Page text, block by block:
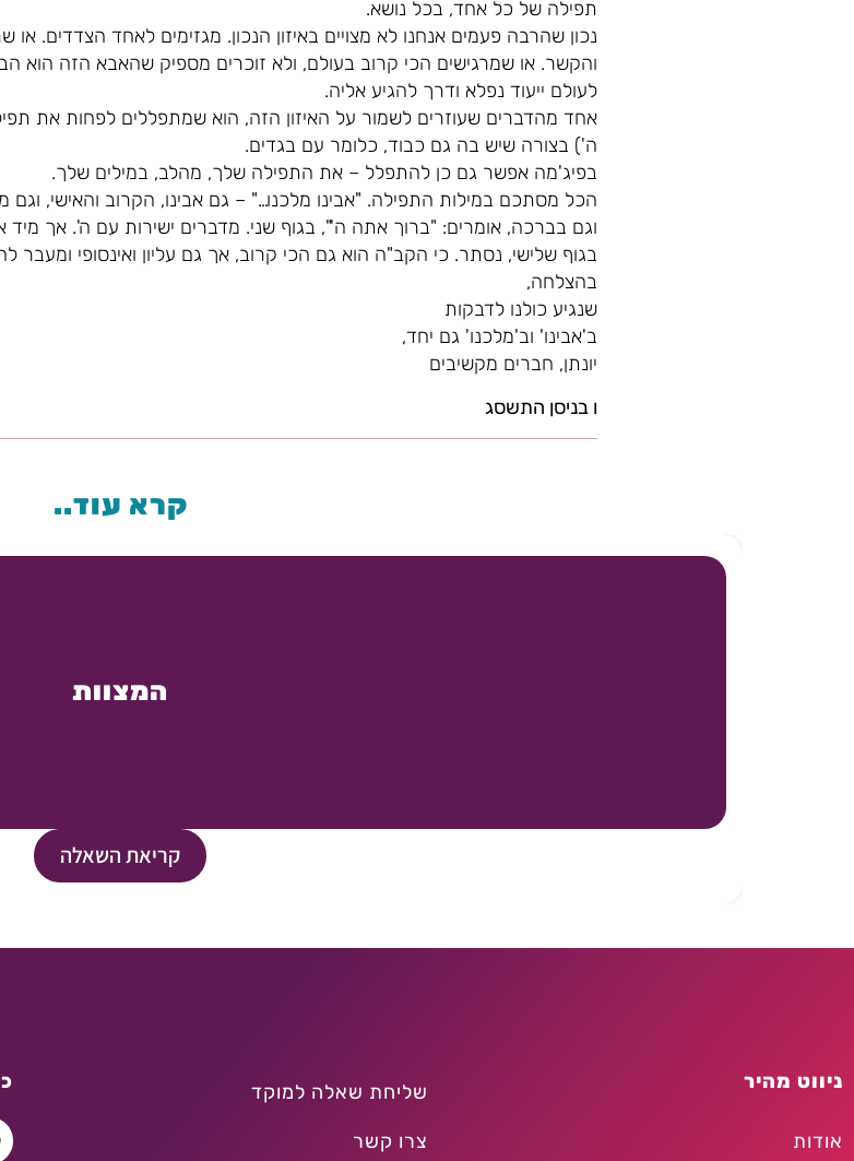
תפילה של כל אחד, בכל נושא.
נכון שהרבה פעמים אנחנו לא מצויים באיזון הנכון. מגזימים לאחד הצדדים.
והקשר. או שמרגישים הכי קרוב בעולם, ולא זוכרים מספיק שהאבא הזה הוא
לעולם ייעוד נפלא ודרך להגיע אליה.
אחד מהדברים שעוזרים לשמור על האיזון הזה, הוא שמתפללים לפחות את
ה') בצורה שיש בה גם כבוד, כלומר עם בגדים.
בפיג'מה אפשר גם כן להתפלל – את התפילה שלך, מהלב, במילים שלך.
הכל מסתכם במילות התפילה. "אבינו מלכנו…" – גם אבינו, הקרוב והאישי, וגם
וגם בברכה, אומרים: "ברוך אתה ה'", בגוף שני. מדברים ישירות עם ה'. אך מיד
בגוף שלישי, נסתר. כי הקב"ה הוא גם הכי קרוב, אך גם עליון ואינסופי ומעבר
בהצלחה,
שנגיע כולנו לדבקות
ב'אבינו' וב'מלכנו' גם יחד,
יונתן, חברים מקשיבים
ו בניסן התשסג
קרא עוד..
המצוות
קריאת השאלה
ניווט מהיר
אודות
שליחת שאלה למוקד
צרו קשר